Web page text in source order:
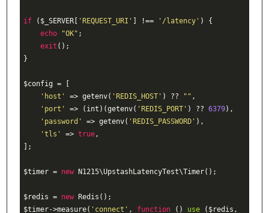
if ( $_SERVER[ 'REQUEST_URI' ] !== '/latency' ) {
echo
"OK" ;
exit () ;
}
$config = [
'host'
=> getenv( 'REDIS_HOST' ) ?? "" ,
'port'
=> ( int )(getenv( 'REDIS_PORT' ) ?? 6379) ,
'password'
=> getenv( 'REDIS_PASSWORD' ) ,
'tls'
=> true,
] ;
$timer = new N1215\UpstashLatencyTest\Timer() ;
$redis = new Redis() ;
$timer->measure( 'connect' , function () use ( $redis ,